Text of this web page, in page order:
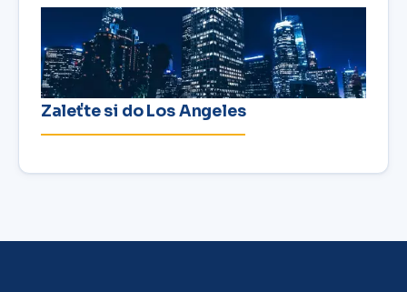
Zaleťte si do Los Angeles